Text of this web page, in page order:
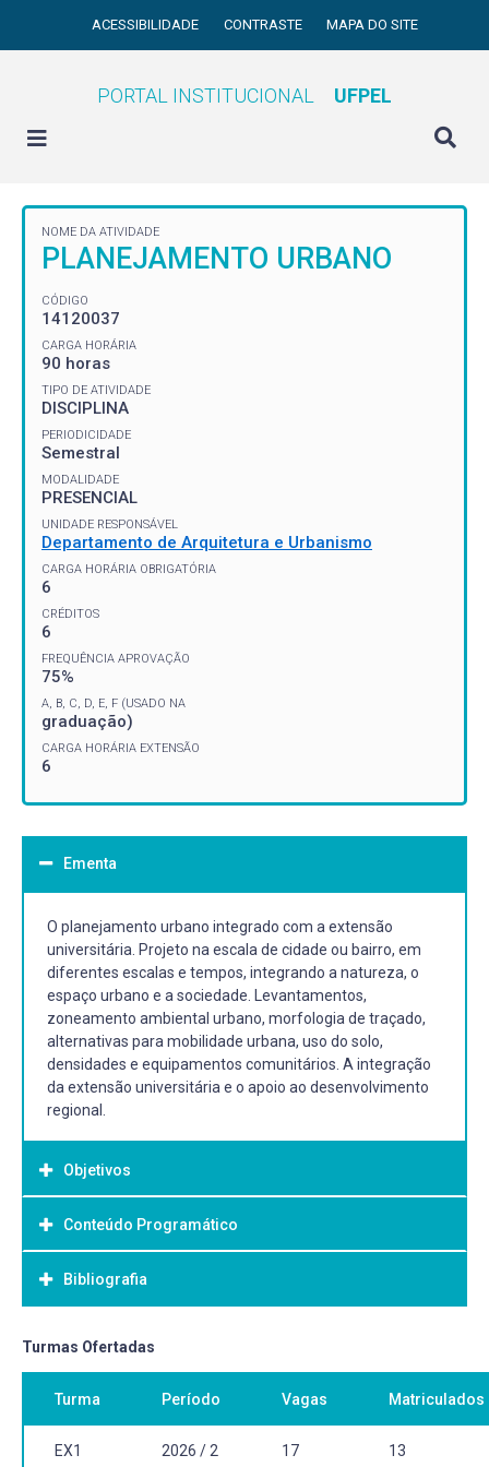
ACESSIBILIDADE CONTRASTE MAPA DO SITE
PORTAL INSTITUCIONAL UFPEL
NOME DA ATIVIDADE
PLANEJAMENTO URBANO
CÓDIGO
14120037
CARGA HORÁRIA
90 horas
TIPO DE ATIVIDADE
DISCIPLINA
PERIODICIDADE
Semestral
MODALIDADE
PRESENCIAL
UNIDADE RESPONSÁVEL
Departamento de Arquitetura e Urbanismo
CARGA HORÁRIA OBRIGATÓRIA
6
CRÉDITOS
6
FREQUÊNCIA APROVAÇÃO
75%
A, B, C, D, E, F (USADO NA
graduação)
CARGA HORÁRIA EXTENSÃO
6
Ementa
O planejamento urbano integrado com a extensão
universitária. Projeto na escala de cidade ou bairro, em
diferentes escalas e tempos, integrando a natureza, o
espaço urbano e a sociedade. Levantamentos,
zoneamento ambiental urbano, morfologia de traçado,
alternativas para mobilidade urbana, uso do solo,
densidades e equipamentos comunitários. A integração
da extensão universitária e o apoio ao desenvolvimento
regional.
Objetivos
Objetivo Geral:
Objetivo(s) Geral(ais):
Mediante integração de atividades de ensino e extensão,
cidade ou bairro, com enfoque em projeto e morfologia
Objetivo(s) Específico(s):
Realizar levantamentos, diagnóstico e prognóstico, com
apoio em desenho digital e geocomputação;
Conteúdo Programático
Bibliografia
Bibliografia Básica:
ACIOLY, Cláudio; DAVIDSON, Forbes (1998). Densidade
urbana: um instrumento de planejamento e gestão
urbana. São Paulo: Mauad. 104 p.
GOUVÊA, Luiz Alberto (2002). BioCidade: conceitos e
Turmas Ofertadas
Turma Período Vagas Matriculados
EX1 2026 / 2 17 13